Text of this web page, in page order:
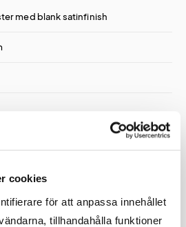
cookies
för att anpassa innehållet
tillhandahålla funktioner
med blank satinfinish